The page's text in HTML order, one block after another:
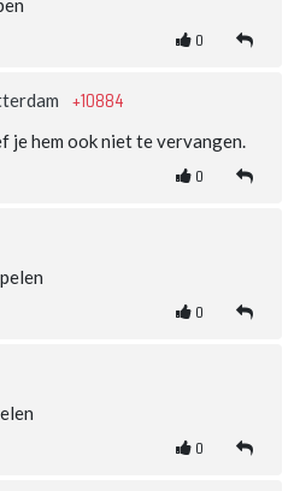
0
+10884
je hem ook niet te vervangen.
0
0
0